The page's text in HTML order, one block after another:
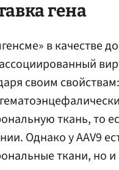
гена
в качестве
своим
ткань, то
Однако у AAV9
ткани, но